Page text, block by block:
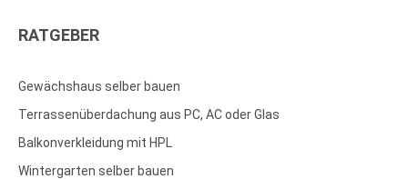
RATGEBER
Gewächshaus selber bauen
Terrassenüberdachung aus PC, AC oder Glas
Balkonverkleidung mit HPL
Wintergarten selber bauen